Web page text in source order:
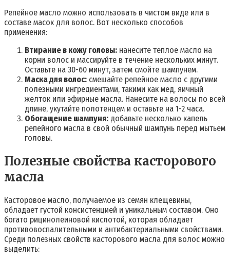
Репейное масло можно использовать в чистом виде или в
составе масок для волос. Вот несколько способов
применения:
Втирание в кожу головы: нанесите теплое масло на
корни волос и массируйте в течение нескольких минут.
Оставьте на 30-60 минут, затем смойте шампунем.
Маска для волос: смешайте репейное масло с другими
полезными ингредиентами, такими как мед, яичный
желток или эфирные масла. Нанесите на волосы по всей
длине, укутайте полотенцем и оставьте на 1-2 часа.
Обогащение шампуня: добавьте несколько капель
репейного масла в свой обычный шампунь перед мытьем
головы.
Полезные свойства касторового
масла
Касторовое масло, получаемое из семян клещевины,
обладает густой консистенцией и уникальным составом. Оно
богато рицинолеиновой кислотой, которая обладает
противовоспалительными и антибактериальными свойствами.
Среди полезных свойств касторового масла для волос можно
выделить: